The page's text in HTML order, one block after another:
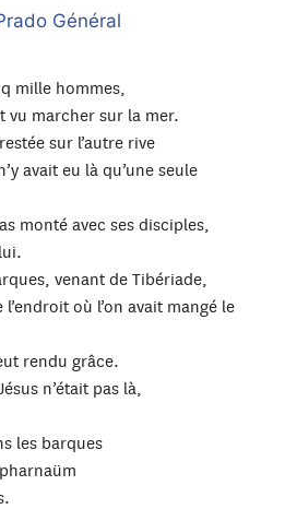
Général
mille hommes,
vu marcher sur la mer.
sur l’autre rive
avait eu là qu’une seule
monté avec ses disciples,
venant de Tibériade,
où l’on avait mangé le
rendu grâce.
n’était pas là,
les barques